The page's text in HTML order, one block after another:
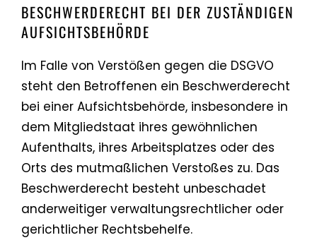
BESCHWERDE­RECHT BEI DER ZUSTÄNDIGEN
AUFSICHTS­BEHÖRDE
Im Falle von Verstößen gegen die DSGVO
steht den Betroffenen ein Beschwerderecht
bei einer Aufsichtsbehörde, insbesondere in
dem Mitgliedstaat ihres gewöhnlichen
Aufenthalts, ihres Arbeitsplatzes oder des
Orts des mutmaßlichen Verstoßes zu. Das
Beschwerderecht besteht unbeschadet
anderweitiger verwaltungsrechtlicher oder
gerichtlicher Rechtsbehelfe.